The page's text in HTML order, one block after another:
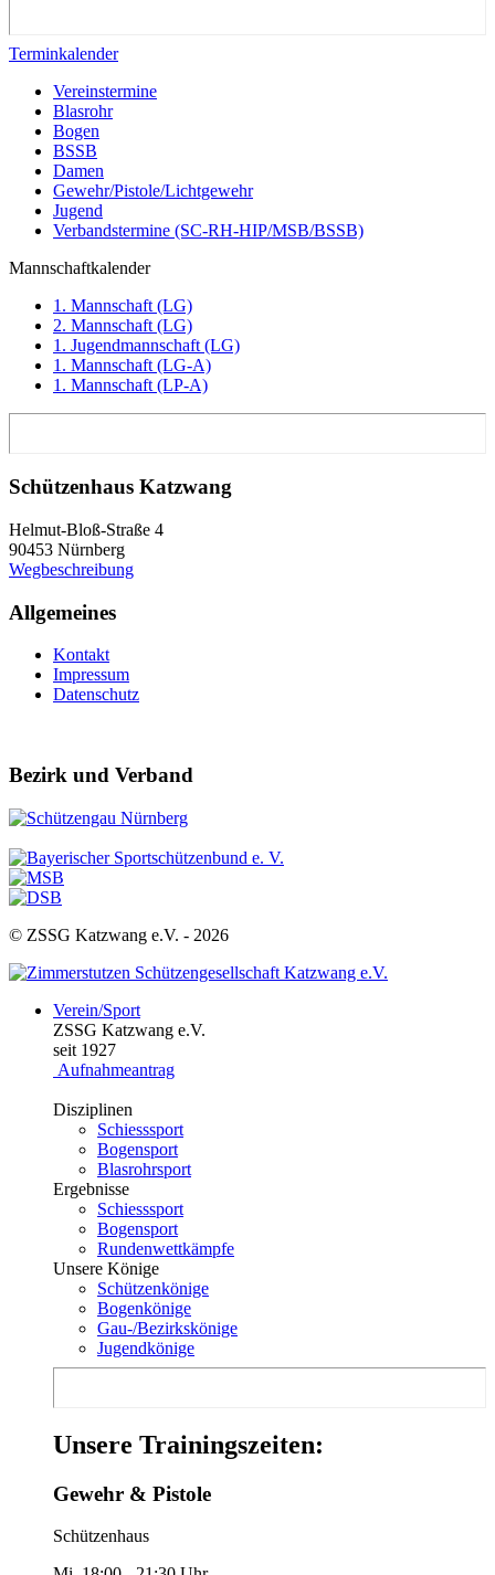
Terminkalender
Vereinstermine
Blasrohr
Bogen
BSSB
Damen
Gewehr/Pistole/Lichtgewehr
Jugend
Verbandstermine (SC-RH-HIP/MSB/BSSB)
Mannschaftkalender
1. Mannschaft (LG)
2. Mannschaft (LG)
1. Jugendmannschaft (LG)
1. Mannschaft (LG-A)
1. Mannschaft (LP-A)
Schützenhaus Katzwang
Helmut-Bloß-Straße 4
90453 Nürnberg
Wegbeschreibung
Allgemeines
Kontakt
Impressum
Datenschutz
Bezirk und Verband
© ZSSG Katzwang e.V. - 2026
Verein/Sport
ZSSG Katzwang e.V.
seit 1927
Aufnahmeantrag
Disziplinen
Schiesssport
Bogensport
Blasrohrsport
Ergebnisse
Schiesssport
Bogensport
Rundenwettkämpfe
Unsere Könige
Schützenkönige
Bogenkönige
Gau-/Bezirkskönige
Jugendkönige
Unsere Trainingszeiten:
Gewehr & Pistole
Schützenhaus